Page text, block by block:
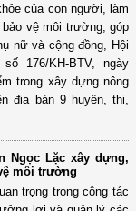
của con người, làm
vệ môi trường, góp
nữ và cộng đồng, Hội
176/KH-BTV, ngày
trong xây dựng nông
địa bàn 9 huyện, thị,
Ngọc Lặc xây dựng,
môi trường
trọng trong công tác